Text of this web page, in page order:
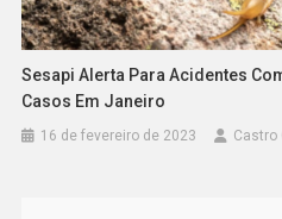
Sesapi Alerta Para Acidentes
Casos Em Janeiro
16 de fevereiro de 2023 Castro